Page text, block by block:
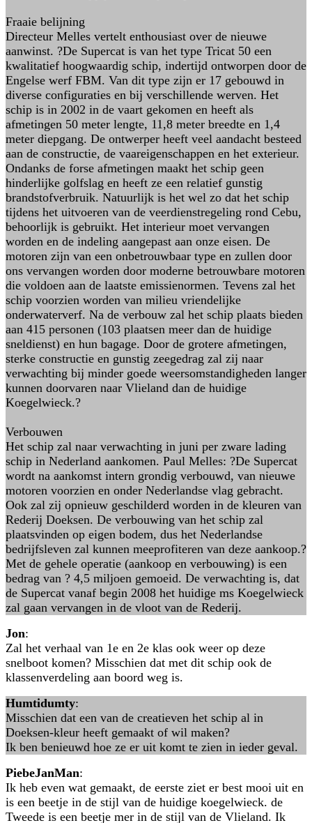
Fraaie belijning
Directeur Melles vertelt enthousiast over de nieuwe
aanwinst. ?De Supercat is van het type Tricat 50 een
kwalitatief hoogwaardig schip, indertijd ontworpen door de
Engelse werf FBM. Van dit type zijn er 17 gebouwd in
diverse configuraties en bij verschillende werven. Het
schip is in 2002 in de vaart gekomen en heeft als
afmetingen 50 meter lengte, 11,8 meter breedte en 1,4
meter diepgang. De ontwerper heeft veel aandacht besteed
aan de constructie, de vaareigenschappen en het exterieur.
Ondanks de forse afmetingen maakt het schip geen
hinderlijke golfslag en heeft ze een relatief gunstig
brandstofverbruik. Natuurlijk is het wel zo dat het schip
tijdens het uitvoeren van de veerdienstregeling rond Cebu,
behoorlijk is gebruikt. Het interieur moet vervangen
worden en de indeling aangepast aan onze eisen. De
motoren zijn van een onbetrouwbaar type en zullen door
ons vervangen worden door moderne betrouwbare motoren
die voldoen aan de laatste emissienormen. Tevens zal het
schip voorzien worden van milieu vriendelijke
onderwaterverf. Na de verbouw zal het schip plaats bieden
aan 415 personen (103 plaatsen meer dan de huidige
sneldienst) en hun bagage. Door de grotere afmetingen,
sterke constructie en gunstig zeegedrag zal zij naar
verwachting bij minder goede weersomstandigheden langer
kunnen doorvaren naar Vlieland dan de huidige
Koegelwieck.?
Verbouwen
Het schip zal naar verwachting in juni per zware lading
schip in Nederland aankomen. Paul Melles: ?De Supercat
wordt na aankomst intern grondig verbouwd, van nieuwe
motoren voorzien en onder Nederlandse vlag gebracht.
Ook zal zij opnieuw geschilderd worden in de kleuren van
Rederij Doeksen. De verbouwing van het schip zal
plaatsvinden op eigen bodem, dus het Nederlandse
bedrijfsleven zal kunnen meeprofiteren van deze aankoop.?
Met de gehele operatie (aankoop en verbouwing) is een
bedrag van ? 4,5 miljoen gemoeid. De verwachting is, dat
de Supercat vanaf begin 2008 het huidige ms Koegelwieck
zal gaan vervangen in de vloot van de Rederij.
Jon:
Zal het verhaal van 1e en 2e klas ook weer op deze
snelboot komen? Misschien dat met dit schip ook de
klassenverdeling aan boord weg is.
Humtidumty:
Misschien dat een van de creatieven het schip al in
Doeksen-kleur heeft gemaakt of wil maken?
Ik ben benieuwd hoe ze er uit komt te zien in ieder geval.
PiebeJanMan:
Ik heb even wat gemaakt, de eerste ziet er best mooi uit en
is een beetje in de stijl van de huidige koegelwieck. de
Tweede is een beetje mer in de stijl van de Vlieland. Ik